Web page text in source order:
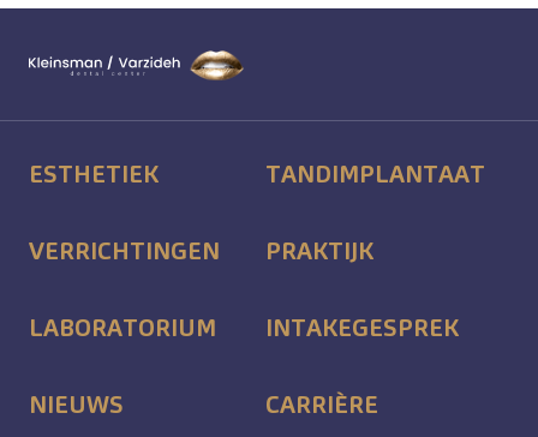
ESTHETIEK TANDIMPLANTAAT
VERRICHTINGEN PRAKTIJK
LABORATORIUM INTAKEGESPREK
NIEUWS CARRIÈRE